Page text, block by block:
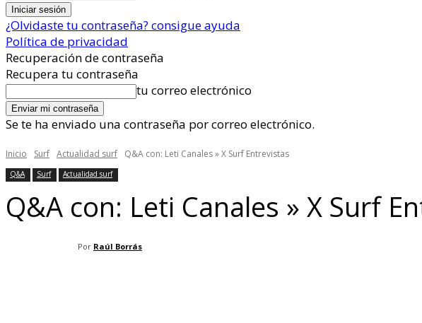
¿Olvidaste tu contraseña? consigue ayuda
Política de privacidad
Recuperación de contraseña
Recupera tu contraseña
tu correo electrónico
Se te ha enviado una contraseña por correo electrónico.
Inicio Surf Actualidad surf Q&A con: Leti Canales » X Surf Entrevistas
Q&A Surf Actualidad surf
Q&A con: Leti Canales » X Surf
Por Raúl Borrás